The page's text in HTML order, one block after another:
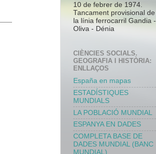
10 de febrer de 1974.
Tancament provisional de
la línia ferrocarril Gandia -
Oliva - Dénia
CIÈNCIES SOCIALS.
GEOGRAFIA I HISTÒRIA:
ENLLAÇOS
España en mapas
ESTADÍSTIQUES
MUNDIALS
LA POBLACIÓ MUNDIAL
ESPANYA EN DADES
COMPLETA BASE DE
DADES MUNDIAL (BANC
MUNDIAL)